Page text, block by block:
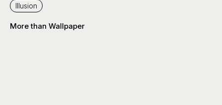
Illusion
More than Wallpaper